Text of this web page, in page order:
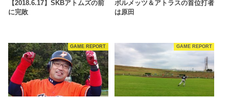
【2018.6.17】SKBアトムズの前
に完敗
ボルメッツ＆アトラスの首位打者
は原田
GAME REPORT GAME REPORT